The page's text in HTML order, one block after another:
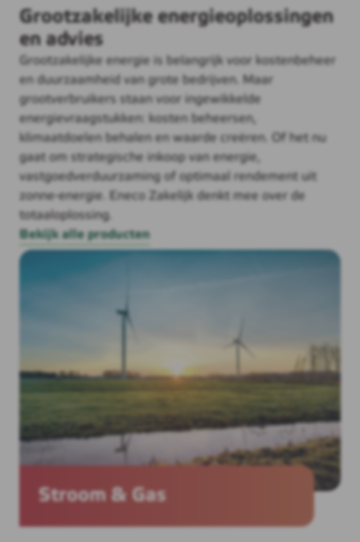
Grootzakelijke energieoplossingen
en advies
Grootzakelijke energie is belangrijk voor kostenbeheer
en duurzaamheid van grote bedrijven. Maar
grootverbruikers staan voor ingewikkelde
energievraagstukken: kosten beheersen,
klimaatdoelen behalen en waarde creëren. Of het nu
gaat om strategische inkoop van energie,
vastgoedverduurzaming of optimaal rendement uit
zonne-energie. Eneco Zakelijk denkt mee over de
totaaloplossing.
Bekijk alle producten
Stroom & Gas